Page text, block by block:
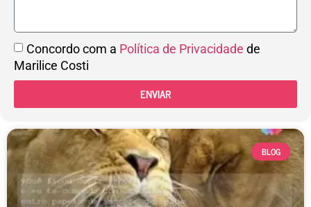
Concordo com a Política de Privacidade de
Marilice Costi
ENVIAR
BLOG